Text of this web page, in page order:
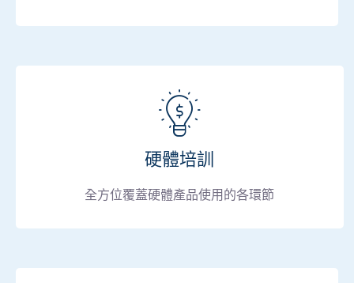
硬體培訓
全方位覆蓋硬體產品使用的各環節